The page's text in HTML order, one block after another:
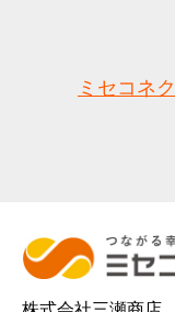
ミセコネ